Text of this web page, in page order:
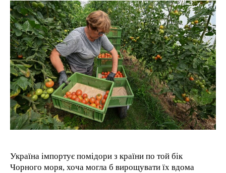
КОНТАКТИ
RECOMMENDED
1-YEAR
/ year
Pay now and you get access to exclusive news and
articles for a whole year.
1-MONTH
By agreeing to this tier, you are billed every month after
the first one until you opt out of the monthly
КОНТАКТИ
КОНТАКТИ
КОНТАКТИ
Україна імпортує помідори з країни по той бік
Чорного моря, хоча могла б вирощувати їх вдома